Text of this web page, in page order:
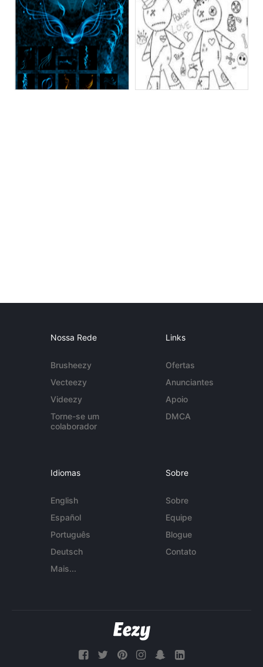
Nossa Rede
Brusheezy
Vecteezy
Videezy
Torne-se um
colaborador
Links
Ofertas
Anunciantes
Apoio
DMCA
Idiomas
English
Español
Português
Deutsch
Mais...
Sobre
Sobre
Equipe
Blogue
Contato